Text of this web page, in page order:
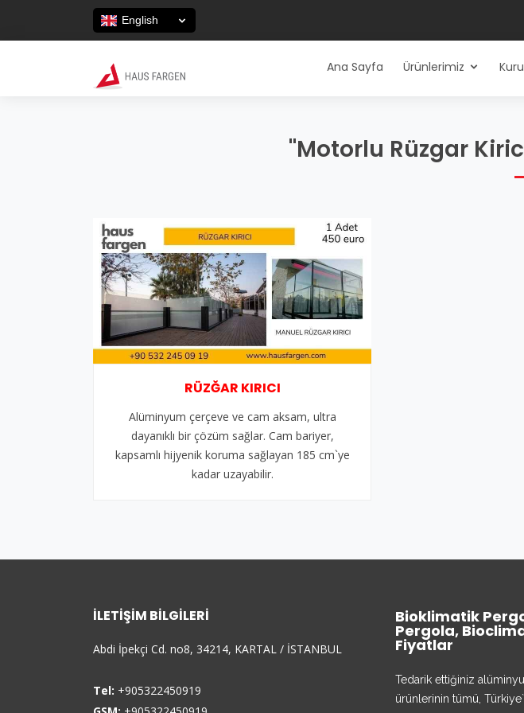
English
Ana Sayfa Ürünlerimiz
"Motorlu Rüzgar
RÜZĞAR KIRICI
Alüminyum çerçeve ve cam aksam, ultra
dayanıklı bir çözüm sağlar. Cam bariyer,
kapsamlı hijyenik koruma sağlayan 185 cm`ye
kadar uzayabilir.
İLETIŞIM BILGILERI
Abdi İpekçi Cd. no8, 34214, KARTAL / İSTANBUL
Tel: +905322450919
Bioklimatik
Pergola,
Fiyatlar
Tedarik ettiğiniz
ürünlerinin tümü,